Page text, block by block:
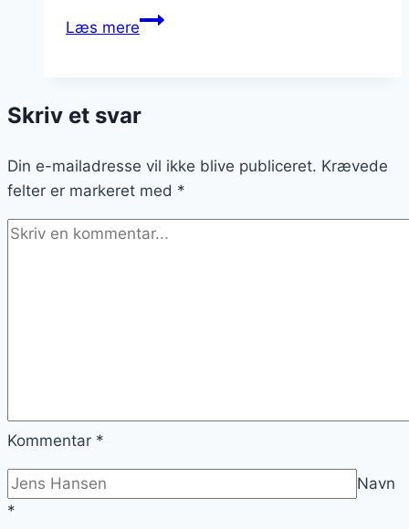
Læs mereFedtebrød
og
Skriv et svar
Din e-mailadresse vil ikke blive publiceret. Krævede
felter er markeret med *
Kommentar *
Navn
*